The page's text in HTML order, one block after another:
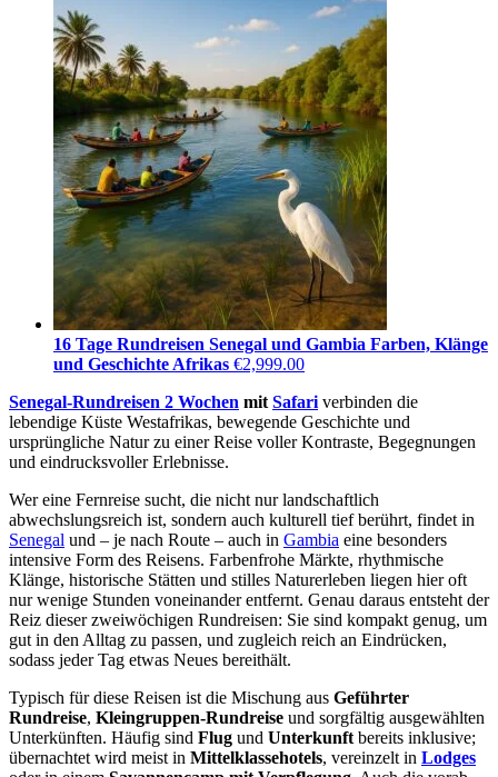
16 Tage Rundreisen Senegal und Gambia Farben, Klänge
und Geschichte Afrikas €2,999.00
Senegal-Rundreisen 2 Wochen mit Safari verbinden die
lebendige Küste Westafrikas, bewegende Geschichte und
ursprüngliche Natur zu einer Reise voller Kontraste, Begegnungen
und eindrucksvoller Erlebnisse.
Wer eine Fernreise sucht, die nicht nur landschaftlich
abwechslungsreich ist, sondern auch kulturell tief berührt, findet in
Senegal und – je nach Route – auch in Gambia eine besonders
intensive Form des Reisens. Farbenfrohe Märkte, rhythmische
Klänge, historische Stätten und stilles Naturerleben liegen hier oft
nur wenige Stunden voneinander entfernt. Genau daraus entsteht der
Reiz dieser zweiwöchigen Rundreisen: Sie sind kompakt genug, um
gut in den Alltag zu passen, und zugleich reich an Eindrücken,
sodass jeder Tag etwas Neues bereithält.
Typisch für diese Reisen ist die Mischung aus Geführter
Rundreise, Kleingruppen-Rundreise und sorgfältig ausgewählten
Unterkünften. Häufig sind Flug und Unterkunft bereits inklusive;
übernachtet wird meist in Mittelklassehotels, vereinzelt in Lodges